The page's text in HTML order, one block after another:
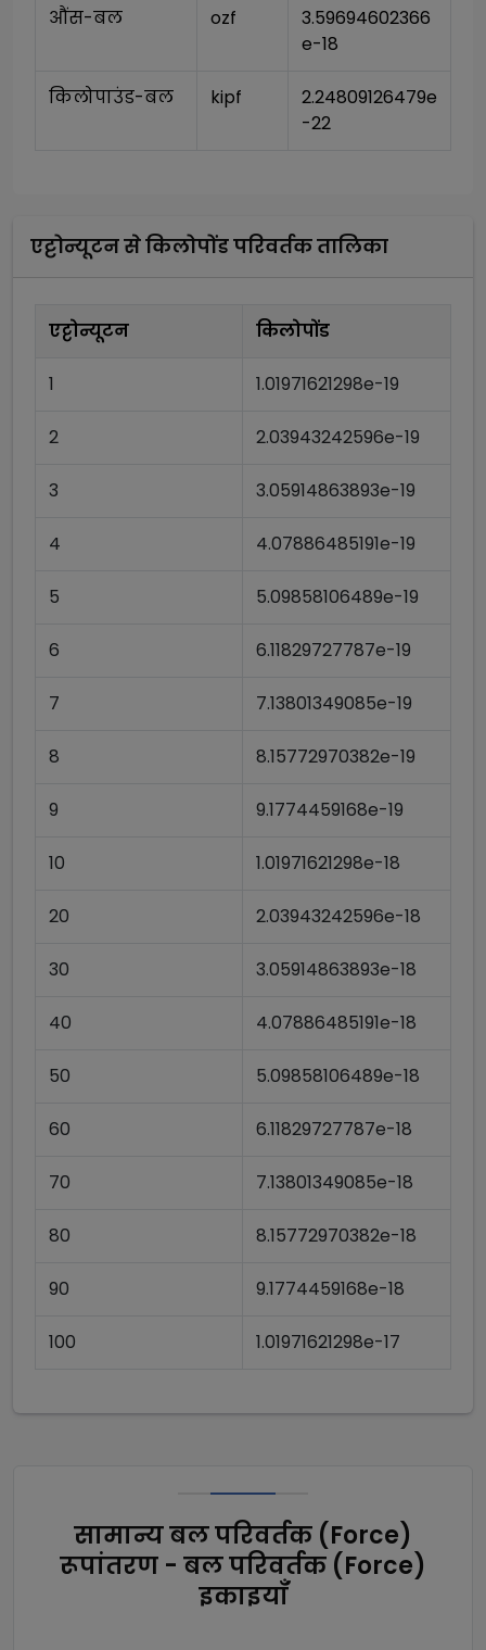
औंस-बल ozf
3.59694602366
e-18
किलोपाउंड-बल kipf
2.24809126479e
-22
एट्टोन्यूटनसेकिलोपोंडपरिवर्तक तालिका
एट्टोन्यूटन किलोपोंड
1 1.01971621298e-19
2 2.03943242596e-19
3 3.05914863893e-19
4 4.07886485191e-19
5 5.09858106489e-19
6 6.11829727787e-19
7 7.13801349085e-19
8 8.15772970382e-19
9 9.1774459168e-19
10 1.01971621298e-18
20 2.03943242596e-18
30 3.05914863893e-18
40 4.07886485191e-18
50 5.09858106489e-18
60 6.11829727787e-18
70 7.13801349085e-18
80 8.15772970382e-18
90 9.1774459168e-18
100 1.01971621298e-17
सामान्य बल परिवर्तक (Force)
रूपांतरण - बल परिवर्तक (Force)
इकाइयाँ